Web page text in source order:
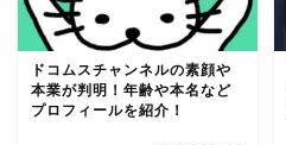
ドコムスチャンネルの素顔や
本業が判明！年齢や本名など
プロフィールを紹介！